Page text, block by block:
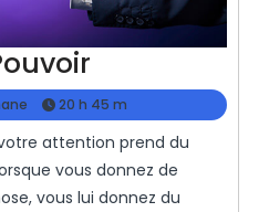
Et
Pouvoir
Stéphane
20 h 45 m
vous donnez de
vous lui donnez du